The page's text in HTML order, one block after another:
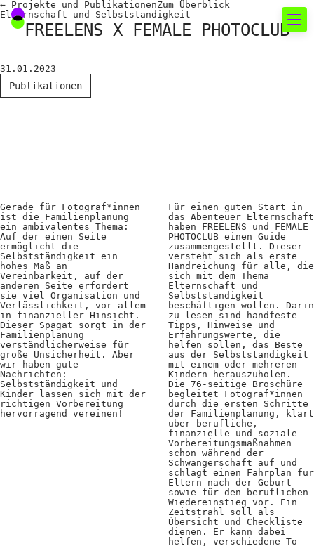
Neues rund um die
Fotografie
Showcases
Fakten für Politik und
Öffentlichkeit
Positionen
Verband
Fotograf*innen
Regionalgruppen
Projekte und Publikationen
← Projekte und PublikationenZum Überblick
Elternschaft und Selbstständigkeit
FREELENS X FEMALE PHOTOCLUB
31.01.2023
Publikationen
Gerade für Fotograf*innen
ist die Familienplanung
ein ambivalentes Thema:
Auf der einen Seite
ermöglicht die
Selbstständigkeit ein
hohes Maß an
Vereinbarkeit, auf der
anderen Seite erfordert
sie viel Organisation und
Verlässlichkeit, vor allem
in finanzieller Hinsicht.
Dieser Spagat sorgt in der
Familienplanung
verständlicherweise für
große Unsicherheit. Aber
wir haben gute
Nachrichten:
Selbstständigkeit und
Kinder lassen sich mit der
richtigen Vorbereitung
hervorragend vereinen!
Für einen guten Start in
das Abenteuer Elternschaft
haben FREELENS und FEMALE
PHOTOCLUB einen Guide
zusammengestellt. Dieser
versteht sich als erste
Handreichung für alle, die
sich mit dem Thema
Elternschaft und
Selbstständigkeit
beschäftigen wollen. Darin
zu lesen sind handfeste
Tipps, Hinweise und
Erfahrungswerte, die
helfen sollen, das Beste
aus der Selbstständigkeit
mit einem oder mehreren
Kindern herauszuholen.
Die 76-seitige Broschüre
begleitet Fotograf*innen
durch die ersten Schritte
der Familienplanung, klärt
über berufliche,
finanzielle und soziale
Vorbereitungsmaßnahmen
schon während der
Schwangerschaft auf und
schlägt einen Fahrplan für
Eltern nach der Geburt
sowie für den beruflichen
Wiedereinstieg vor. Ein
Zeitstrahl soll als
Übersicht und Checkliste
dienen. Er kann dabei
helfen, verschiedene To-